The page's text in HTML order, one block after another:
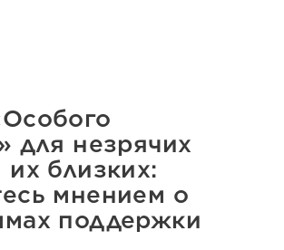
для незрячих
близких:
мнением о
поддержки